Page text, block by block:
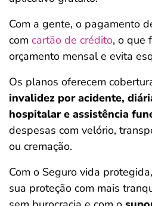
Com a gente, o pagamento
com cartão de crédito, o que
orçamento mensal e evita
Os planos oferecem
invalidez por acidente,
hospitalar e assistência
despesas com velório,
ou cremação.
Com o Seguro vida
sua proteção com mais